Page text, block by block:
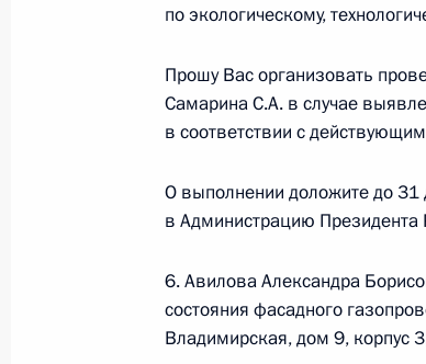
20 декабря 2018 года по
руководитель
службы по экологическому,
в Москве личный приём
26 июня 2018 года,
по экологическому,
Прошу Вас организовать
Самарина С.А. в случае
в соответствии с
О выполнении доложите до 31
в Администрацию Президента
6. Авилова Александра
состояния фасадного
Владимирская, дом 9, корпус